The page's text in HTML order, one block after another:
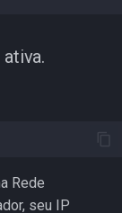
Rede
seu IP